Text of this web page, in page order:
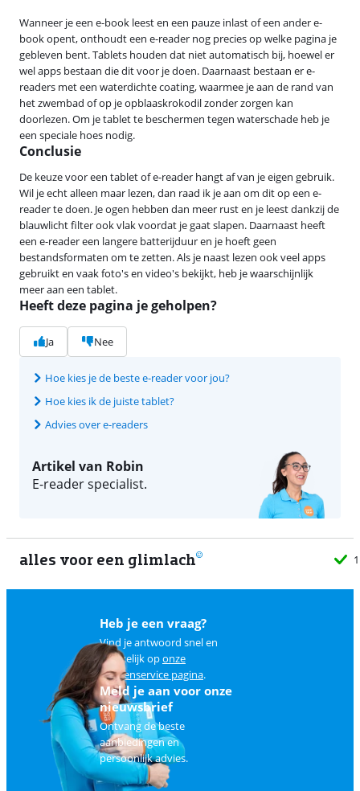
Wanneer je een e-book leest en een pauze inlast of een ander e-
book opent, onthoudt een e-reader nog precies op welke pagina je
gebleven bent. Tablets houden dat niet automatisch bij, hoewel er
wel apps bestaan die dit voor je doen. Daarnaast bestaan er e-
readers met een waterdichte coating, waarmee je aan de rand van
het zwembad of op je opblaaskrokodil zonder zorgen kan
doorlezen. Om je tablet te beschermen tegen waterschade heb je
een speciale hoes nodig.
Conclusie
De keuze voor een tablet of e-reader hangt af van je eigen gebruik.
Wil je echt alleen maar lezen, dan raad ik je aan om dit op een e-
reader te doen. Je ogen hebben dan meer rust en je leest dankzij de
blauwlicht filter ook vlak voordat je gaat slapen. Daarnaast heeft
een e-reader een langere batterijduur en je hoeft geen
bestandsformaten om te zetten. Als je naast lezen ook veel apps
gebruikt en vaak foto's en video's bekijkt, heb je waarschijnlijk
meer aan een tablet.
Heeft deze pagina je geholpen?
Ja Nee
Hoe kies je de beste e-reader voor jou?
Hoe kies ik de juiste tablet?
Advies over e-readers
Artikel van Robin
E-reader specialist.
alles voor een glimlach
Heb je een vraag?
Vind je antwoord snel en
makkelijk oponze
klantenservice pagina.
Meld je aan voor onze
nieuwsbrief
Ontvang de beste
aanbiedingen en
persoonlijk advies.